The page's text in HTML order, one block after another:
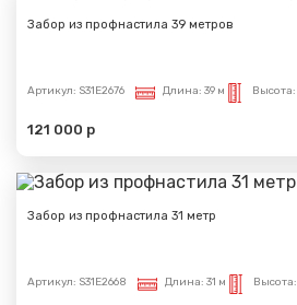
Забор из профнастила 39 метров
Артикул: S31E2676 Длина: 39 м Высота:
121 000 р
Забор из профнастила 31 метр
Артикул: S31E2668 Длина: 31 м Высота: